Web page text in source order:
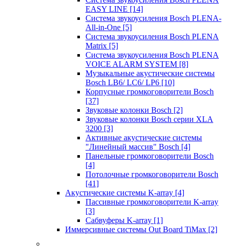
EASY LINE [14]
Система звукоусиления Bosch PLENA-
All-in-One [5]
Система звукоусиления Bosch PLENA
Matrix [5]
Система звукоусиления Bosch PLENA
VOICE ALARM SYSTEM [8]
Музыкальные акустические системы
Bosch LB6/ LC6/ LP6 [10]
Корпусные громкоговорители Bosch
[37]
Звуковые колонки Bosch [2]
Звуковые колонки Bosch серии XLA
3200 [3]
Активные акустические системы
"Линейный массив" Bosch [4]
Панельные громкоговорители Bosch
[4]
Потолочные громкоговорители Bosch
[41]
Акустические системы K-array [4]
Пассивные громкоговорители K-array
[3]
Сабвуферы K-array [1]
Иммерсивные системы Out Board TiMax [2]